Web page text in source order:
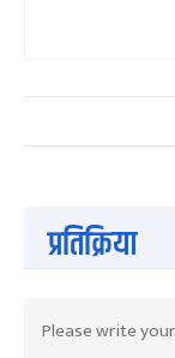
प्रतिक्रिया